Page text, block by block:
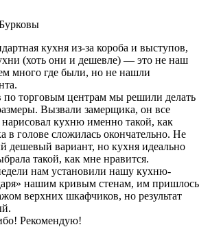
кухня из-за короба и выступов,
(хоть они и дешевле) — это не наш
много где были, но не нашли
по торговым центрам мы решили делать
Вызвали замерщика, он все
кухню именно такой, как
в голове сложилась окончательно. Не
дешевый вариант, но кухня идеально
такой, как мне нравится.
нам установили нашу кухню-
нашим кривым стенам, им пришлось
верхних шкафчиков, но результат
Рекомендую!